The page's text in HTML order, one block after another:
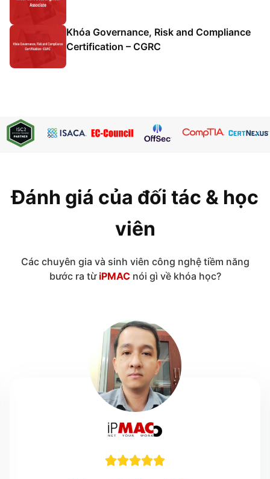
Khóa Governance, Risk and Compliance
Certification – CGRC
Đánh giá của đối tác & học
viên
Các chuyên gia và sinh viên công nghệ tiềm năng
bước ra từ iPMACnói gì về khóa học?
